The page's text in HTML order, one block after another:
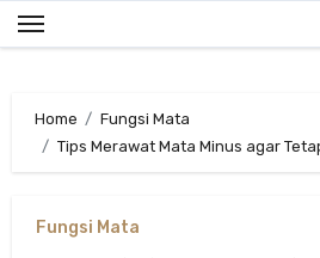
Skip
to
Home
Fungsi Mata
Tips Merawat Mata Minus agar
Fungsi Mata